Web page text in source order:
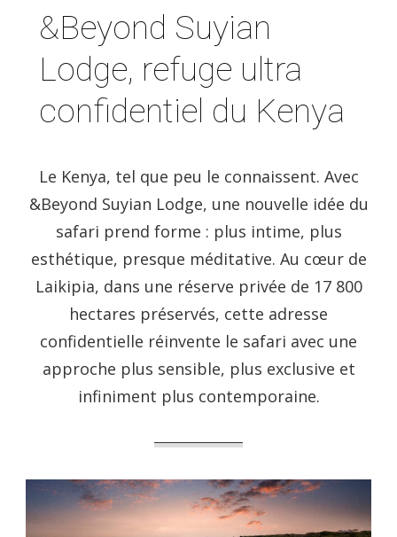
&Beyond Suyian
Lodge, refuge ultra
confidentiel du Kenya
Le Kenya, tel que peu le connaissent. Avec
&Beyond Suyian Lodge, une nouvelle idée du
safari prend forme : plus intime, plus
esthétique, presque méditative. Au cœur de
Laikipia, dans une réserve privée de 17 800
hectares préservés, cette adresse
confidentielle réinvente le safari avec une
approche plus sensible, plus exclusive et
infiniment plus contemporaine.